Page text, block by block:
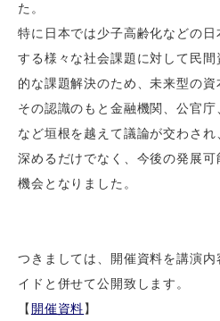
た。
特に日本では少子高齢化などの
する様々な社会課題に対して民
的な課題解決のため、未来型の資
その認識のもと金融機関、公官
など垣根を越えて議論が交わさ
深めるだけでなく、今後の発展
機会となりました。
つきましては、開催資料を講演
イドと併せて公開致します。
【 開催資料】